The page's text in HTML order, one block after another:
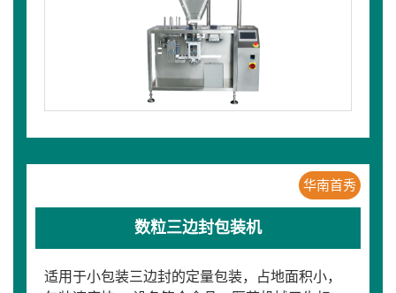
华南首秀
数粒三边封包装机
适用于小包装三边封的定量包装，占地面积小，